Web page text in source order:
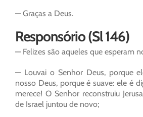
— Graças a Deus.
Responsório (Sl 146)
— Felizes são aqueles que esperam
— Louvai o Senhor Deus, porque
nosso Deus, porque é suave: ele é
merece! O Senhor reconstruiu
de Israel juntou de novo;